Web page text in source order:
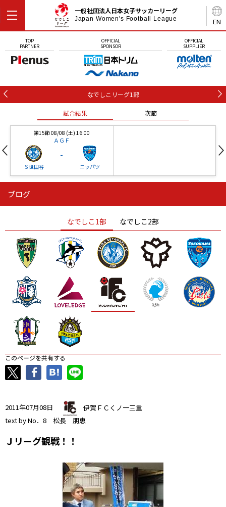
EN
一般社団法人日本女子サッカーリーグ
Japan Women's Football League
TOP
PARTNER
OFFICIAL
SPONSOR
OFFICIAL
SUPPLIER
なでしこリーグ1部
試合結果 次節
第15節 08/08 (土) 16:00
ＡＧＦ
Ｓ世田谷
-
ニッパツ
ニッパツ
ニッパツ 名古屋
石人の星
静岡 愛媛Ｌ
ブログ
なでしこ1部 なでしこ2部
このページを共有する
2011年07月08日
伊賀ＦＣくノ一三重
text by No．8 松長 朋恵
Ｊリーグ観戦！！